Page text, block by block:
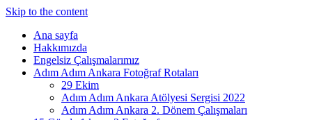
Skip to the content
Ana sayfa
Hakkımızda
Engelsiz Çalışmalarımız
Adım Adım Ankara Fotoğraf Rotaları
29 Ekim
Adım Adım Ankara Atölyesi Sergisi 2022
Adım Adım Ankara 2. Dönem Çalışmaları